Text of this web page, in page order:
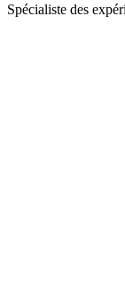
Spécialiste des